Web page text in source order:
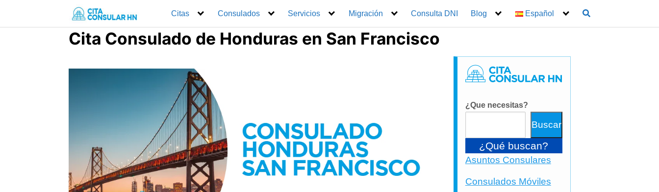
contenido
Citas Consulados Servicios Migración Consulta DNI Blog Español
Cita Consulado de Honduras en San Francisco
¿Que necesitas?
Buscar
¿Qué buscan?
Asuntos Consulares
Consulados Móviles